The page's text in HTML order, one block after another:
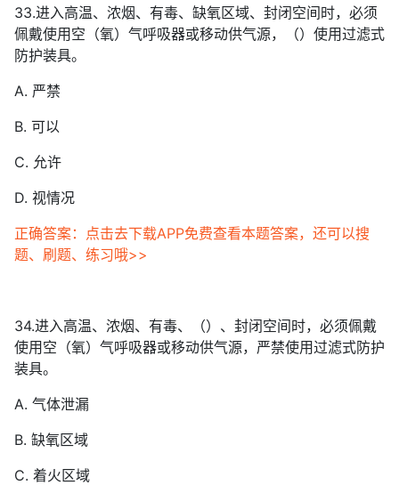
33.进入高温、浓烟、有毒、缺氧区域、封闭空间时，必须
佩戴使用空（氧）气呼吸器或移动供气源，（）使用过滤式
防护装具。
A. 严禁
B. 可以
C. 允许
D. 视情况
正确答案：点击去下载APP免费查看本题答案，还可以搜
题、刷题、练习哦>>
34.进入高温、浓烟、有毒、（）、封闭空间时，必须佩戴
使用空（氧）气呼吸器或移动供气源，严禁使用过滤式防护
装具。
A. 气体泄漏
B. 缺氧区域
C. 着火区域